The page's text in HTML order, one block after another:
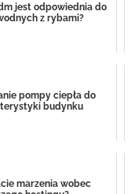
jest odpowiednia do
z rybami?
pompy ciepła do
budynku
marzenia wobec